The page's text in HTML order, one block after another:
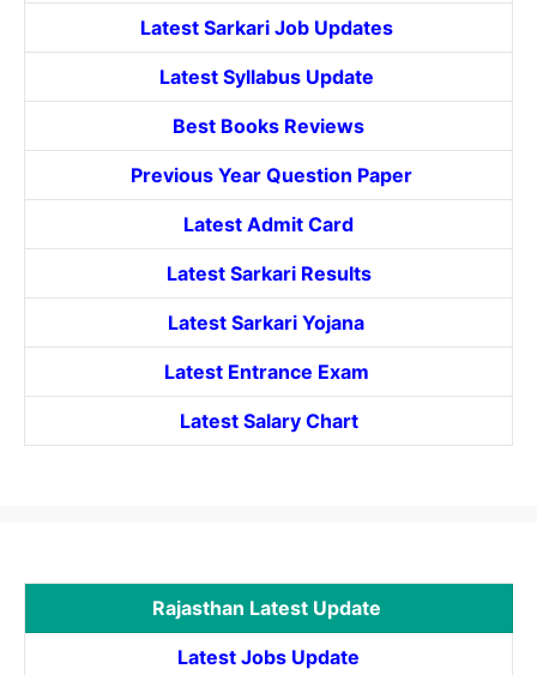
Latest Sarkari Job Updates
Latest Syllabus Update
Best Books Reviews
Previous Year Question Paper
Latest Admit Card
Latest Sarkari Results
Latest Sarkari Yojana
Latest Entrance Exam
Latest Salary Chart
Rajasthan Latest Update
Latest Jobs Update